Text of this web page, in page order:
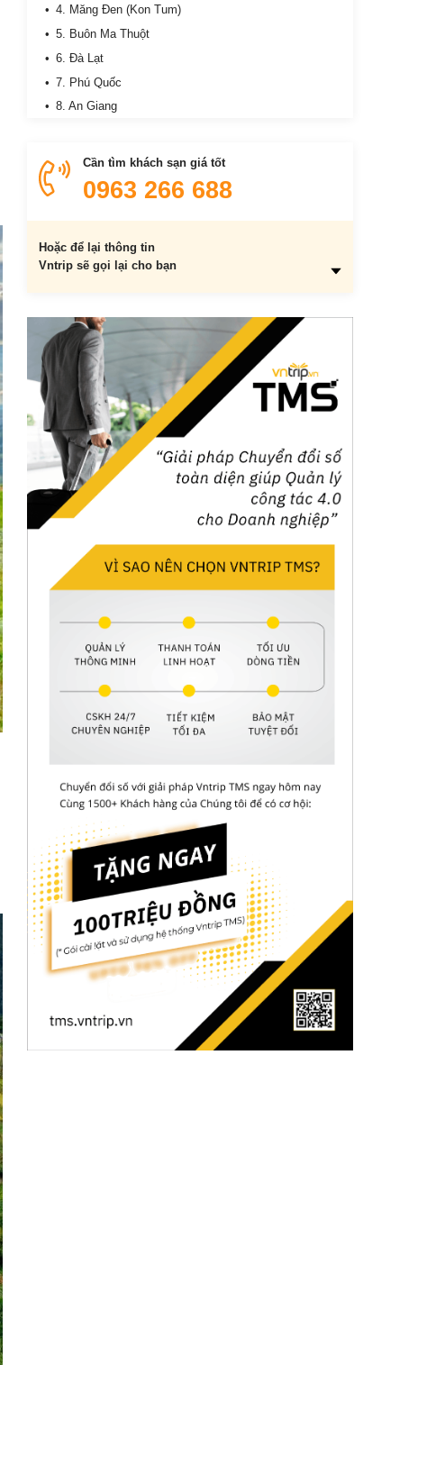
4. Măng Đen (Kon Tum)
5. Buôn Ma Thuột
6. Đà Lạt
7. Phú Quốc
8. An Giang
Cần tìm khách sạn giá tốt
0963 266 688
Hoặc để lại thông tin
Vntrip sẽ gọi lại cho bạn